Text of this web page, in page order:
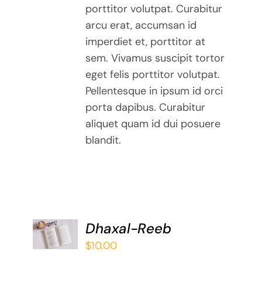
porttitor volutpat. Curabitur
arcu erat, accumsan id
imperdiet et, porttitor at
sem. Vivamus suscipit tortor
eget felis porttitor volutpat.
Pellentesque in ipsum id orci
porta dapibus. Curabitur
aliquet quam id dui posuere
blandit.
ADD TO
BASKET
/
Dhaxal-Reeb
$10.00